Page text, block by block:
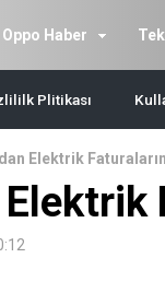
Oppo Haber
Plitikası
Elektrik